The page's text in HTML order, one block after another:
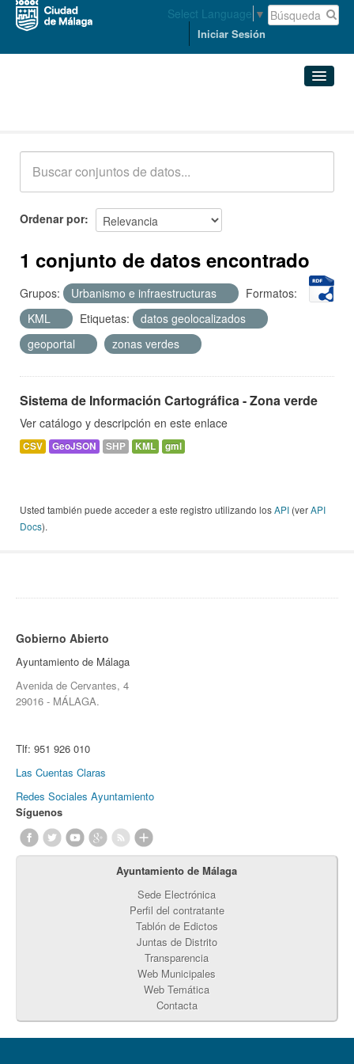
Select Language ▼
Iniciar Sesión
Acerca de
Ordenar por
1 conjunto de datos encontrado
Grupos: Urbanismo e infraestructuras
Formatos:
KML
Etiquetas:
datos geolocalizados
geoportal
zonas verdes
Sistema de Información Cartográfica - Zona verde
Ver catálogo y descripción en este enlace
CSV GeoJSON SHP KML gml
Usted también puede acceder a este registro utilizando losAPI (verAPI
Docs).
Gobierno Abierto
Ayuntamiento de Málaga
Avenida de Cervantes, 4
29016 - MÁLAGA.
Tlf: 951 926 010
Las Cuentas Claras
Redes Sociales Ayuntamiento
Síguenos
Ayuntamiento de Málaga
Sede Electrónica
Perfil del contratante
Tablón de Edictos
Juntas de Distrito
Transparencia
Web Municipales
Web Temática
Contacta